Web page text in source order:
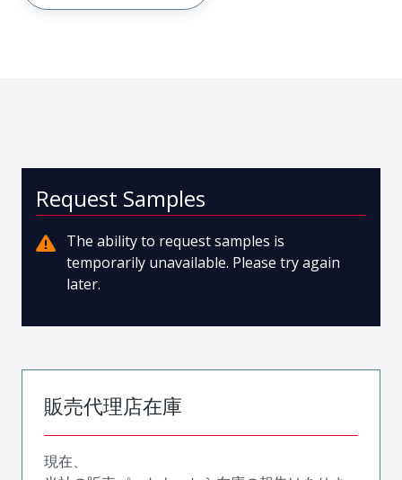
Request Samples
The ability to request samples is
temporarily unavailable. Please try again
later.
販売代理店在庫
現在、